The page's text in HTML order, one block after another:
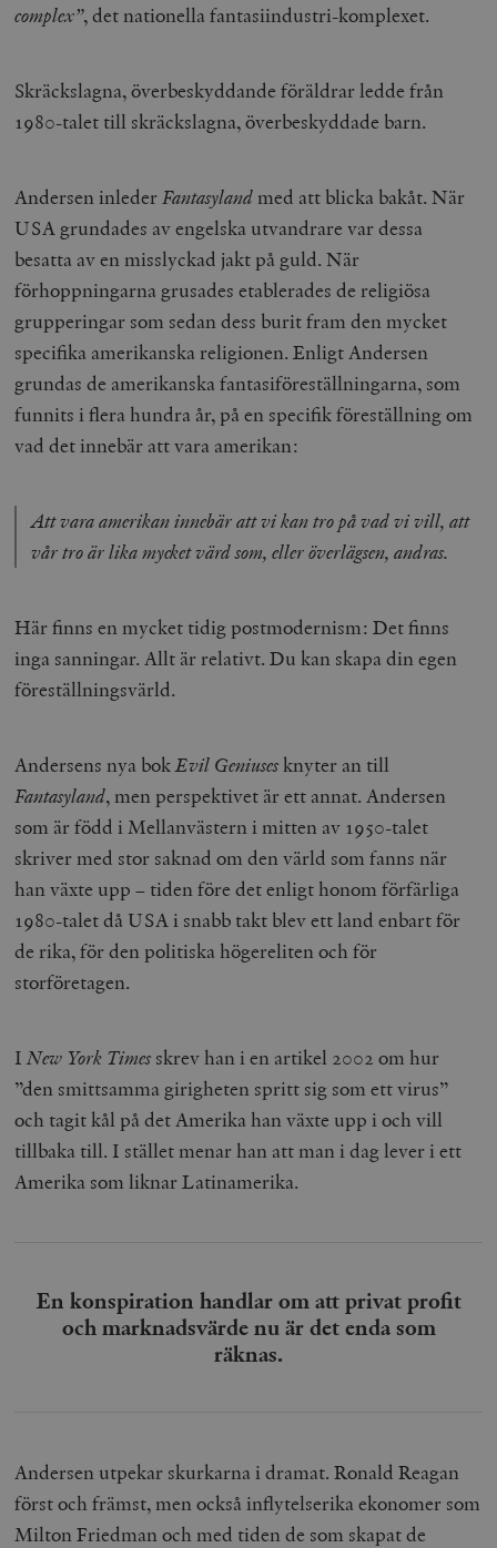
complex”, det nationella fantasiindustri-komplexet.
Skräckslagna, överbeskyddande föräldrar ledde från
1980-talet till skräckslagna, överbeskyddade barn.
Andersen inlederFantasylandmed att blicka bakåt. När
USA grundades av engelska utvandrare var dessa
besatta av en misslyckad jakt på guld. När
förhoppningarna grusades etablerades de religiösa
grupperingar som sedan dess burit fram den mycket
specifika amerikanska religionen. Enligt Andersen
grundas de amerikanska fantasiföreställningarna, som
funnits i flera hundra år, på en specifik föreställning om
vad det innebär att vara amerikan:
Att vara amerikan innebär att vi kan tro på vad vi vill, att
vår tro är lika mycket värd som, eller överlägsen, andras.
Här finns en mycket tidig postmodernism: Det finns
inga sanningar. Allt är relativt. Du kan skapa din egen
föreställningsvärld.
Andersens nya bokEvil Geniusesknyter an till
Fantasyland, men perspektivet är ett annat. Andersen
som är född i Mellanvästern i mitten av 1950-talet
skriver med stor saknad om den värld som fanns när
han växte upp – tiden före det enligt honom förfärliga
1980-talet då USA i snabb takt blev ett land enbart för
de rika, för den politiska högereliten och för
storföretagen.
INew York Times skrev han i en artikel 2002 om hur
”den smittsamma girigheten spritt sig som ett virus”
och tagit kål på det Amerika han växte upp i och vill
tillbaka till. I stället menar han att man i dag lever i ett
Amerika som liknar Latinamerika.
En konspiration handlar om att privat profit
och marknadsvärde nu är det enda som
räknas.
Andersen utpekar skurkarna i dramat. Ronald Reagan
först och främst, men också inflytelserika ekonomer som
Milton Friedman och med tiden de som skapat de